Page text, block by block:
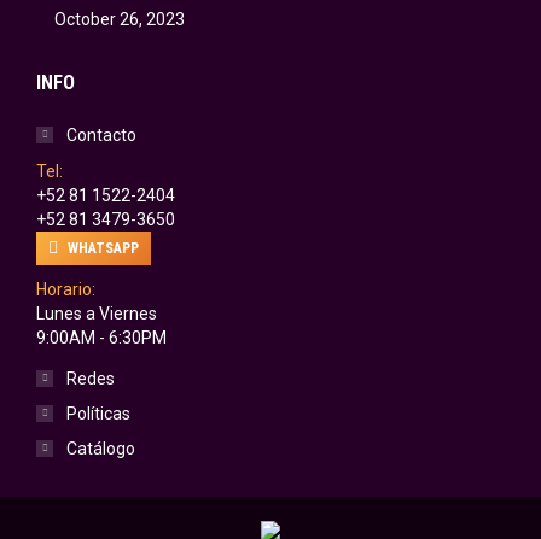
October 26, 2023
INFO
Contacto
Tel:
+52 81 1522-2404
+52 81 3479-3650
WHATSAPP
Horario:
Lunes a Viernes
9:00AM - 6:30PM
Redes
Políticas
Catálogo